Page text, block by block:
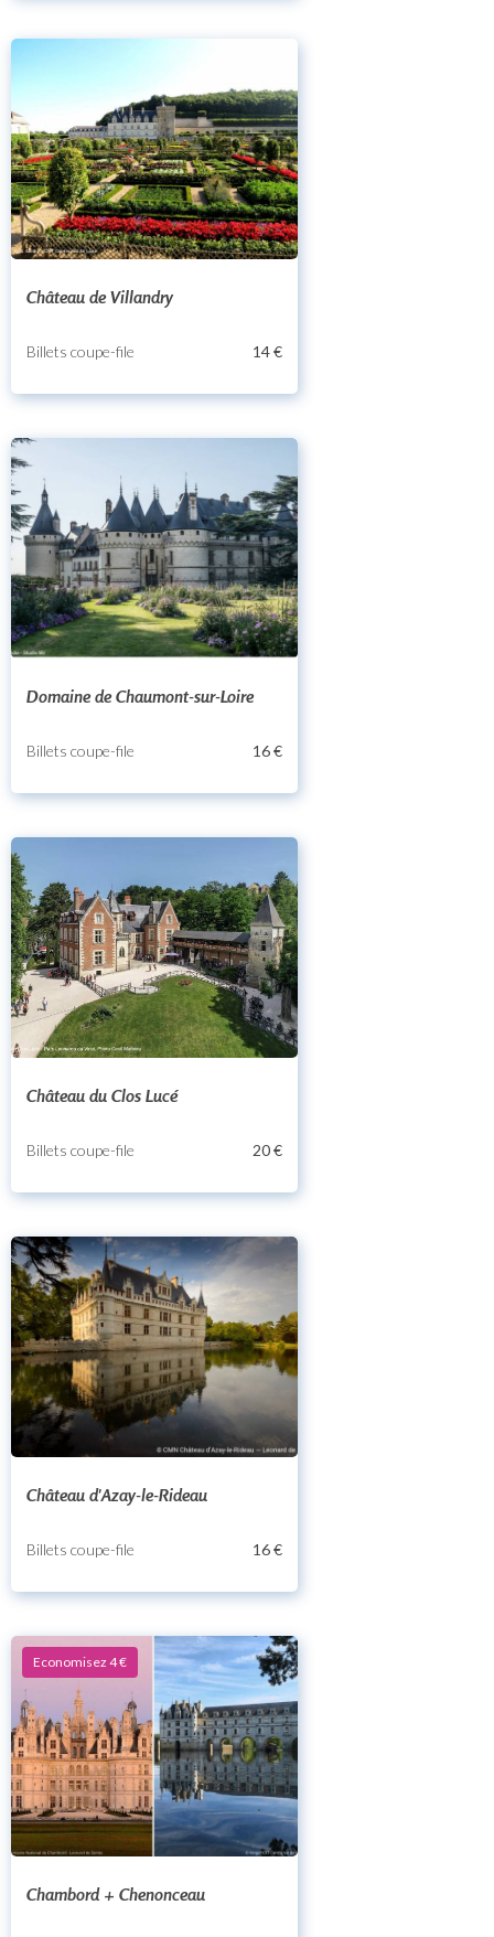
Château de Villandry
Billets coupe-file 14 €
Domaine de Chaumont-sur-Loire
Billets coupe-file 16 €
Château du Clos Lucé
Billets coupe-file 20 €
Château d'Azay-le-Rideau
Billets coupe-file 16 €
Economisez 4 €
Chambord + Chenonceau